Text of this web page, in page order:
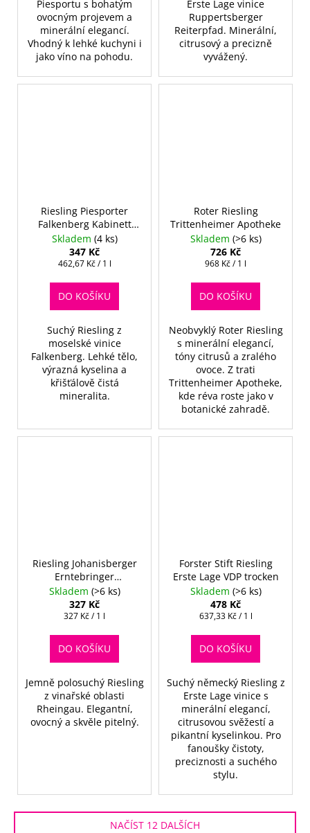
Piesportu s bohatým
ovocným projevem a
minerální elegancí.
Vhodný k lehké kuchyni i
jako víno na pohodu.
Erste Lage vinice
Ruppertsberger
Reiterpfad. Minerální,
citrusový a precizně
vyvážený.
Riesling Piesporter
Falkenberg Kabinett
trocken
Skladem (4 ks)
347 Kč
Měrná
462,67 Kč / 1 l
DO KOŠÍKU
Suchý Riesling z
moselské vinice
Falkenberg. Lehké tělo,
výrazná kyselina a
křišťálově čistá
mineralita.
Roter Riesling
Trittenheimer Apotheke
Skladem (>6 ks)
726 Kč
Měrná
968 Kč / 1 l
DO KOŠÍKU
Neobvyklý Roter Riesling
s minerální elegancí,
tóny citrusů a zralého
ovoce. Z trati
Trittenheimer Apotheke,
kde réva roste jako v
botanické zahradě.
Riesling Johanisberger
Erntebringer
halbtrocken
Skladem (>6 ks)
327 Kč
Měrná
327 Kč / 1 l
DO KOŠÍKU
Jemně polosuchý Riesling
z vinařské oblasti
Rheingau. Elegantní,
ovocný a skvěle pitelný.
Forster Stift Riesling
Erste Lage VDP trocken
Skladem (>6 ks)
478 Kč
Měrná
637,33 Kč / 1 l
DO KOŠÍKU
Suchý německý Riesling z
Erste Lage vinice s
minerální elegancí,
citrusovou svěžestí a
pikantní kyselinkou. Pro
fanoušky čistoty,
preciznosti a suchého
stylu.
NAČÍST 12 DALŠÍCH